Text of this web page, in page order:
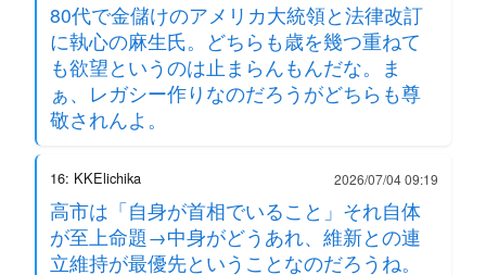
80代で金儲けのアメリカ大統領と法律改訂
に執心の麻生氏。どちらも歳を幾つ重ねて
も欲望というのは止まらんもんだな。ま
ぁ、レガシー作りなのだろうがどちらも尊
敬されんよ。
16: KKElichika 2026/07/04 09:19
高市は「自身が首相でいること」それ自体
が至上命題→中身がどうあれ、維新との連
立維持が最優先ということなのだろうね。